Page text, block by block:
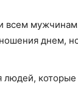
всем
днем,
людей,